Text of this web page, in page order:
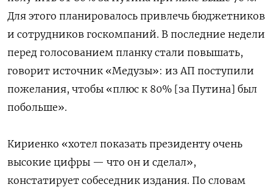
Для этого планировалось привлечь бюджетников
и сотрудников госкомпаний. В последние недели
перед голосованием планку стали повышать,
говорит источник «Медузы»: из АП поступили
пожелания, чтобы «плюс к 80% [за Путина] был
побольше».
Кириенко «хотел показать президенту очень
высокие цифры — что он и сделал»,
констатирует собеседник издания. По словам